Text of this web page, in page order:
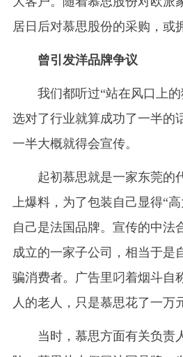
居日后对慕思股份的采购，或
曾引发洋品牌争议
我们都听过“站在风口上
选对了行业就算成功了一半的
一半大概就得会宣传。
起初慕思就是一家东莞的
上爆料，为了包装自己显得“
自己是法国品牌。宣传的中法
成立的一家子公司，相当于是
骗消费者。广告里叼着烟斗自
人的老人，只是慕思花了一万
当时，慕思方面有关负责